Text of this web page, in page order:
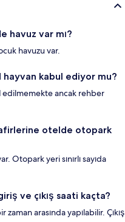
havuz var mı?
havuzu var.
hayvan kabul ediyor mu?
edilmemekte ancak rehber
otelde otopark
Otopark yeri sınırlı sayıda
ve çıkış saati kaçta?
arasında yapılabilir. Çıkış